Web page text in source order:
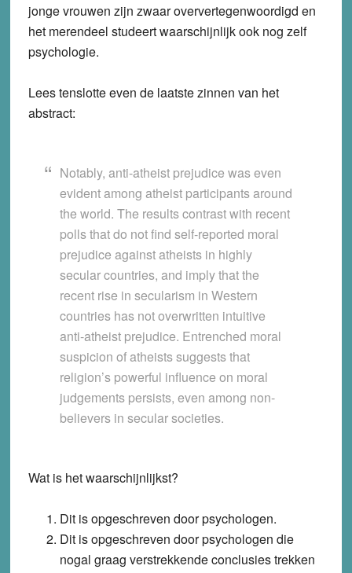
jonge vrouwen zijn zwaar oververtegenwoordigd en
het merendeel studeert waarschijnlijk ook nog zelf
psychologie.
Lees tenslotte even de laatste zinnen van het
abstract:
Notably, anti-atheist prejudice was even
evident among atheist participants around
the world. The results contrast with recent
polls that do not find self-reported moral
prejudice against atheists in highly
secular countries, and imply that the
recent rise in secularism in Western
countries has not overwritten intuitive
anti-atheist prejudice. Entrenched moral
suspicion of atheists suggests that
religion’s powerful influence on moral
judgements persists, even among non-
believers in secular societies.
Wat is het waarschijnlijkst?
Dit is opgeschreven door psychologen.
Dit is opgeschreven door psychologen die
nogal graag verstrekkende conclusies trekken